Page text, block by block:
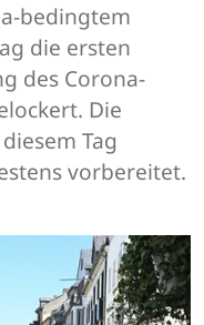
bedingtem
die ersten
des Corona-
Die
Tag
vorbereitet.